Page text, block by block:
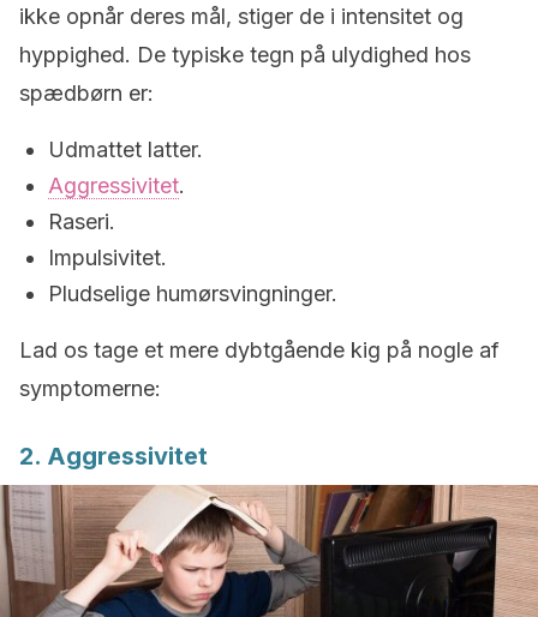
ikke opnår deres mål, stiger de i intensitet og
hyppighed. De typiske tegn på ulydighed hos
spædbørn er:
Udmattet latter.
Aggressivitet.
Raseri.
Impulsivitet.
Pludselige humørsvingninger.
Lad os tage et mere dybtgående kig på nogle af
symptomerne:
2. Aggressivitet